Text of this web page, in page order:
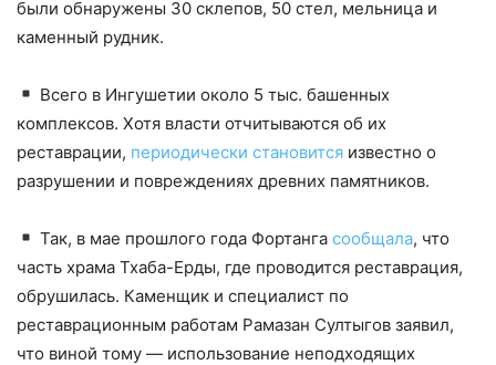
были обнаружены 30 склепов, 50 стел, мельница и
каменный рудник.
Всего в Ингушетии около 5 тыс. башенных
комплексов. Хотя власти отчитываются об их
реставрации, периодически становится известно о
разрушении и повреждениях древних памятников.
Так, в мае прошлого года Фортангасообщала, что
часть храма Тхаба-Ерды, где проводится реставрация,
обрушилась. Каменщик и специалист по
реставрационным работам Рамазан Султыгов заявил,
что виной тому — использование неподходящих